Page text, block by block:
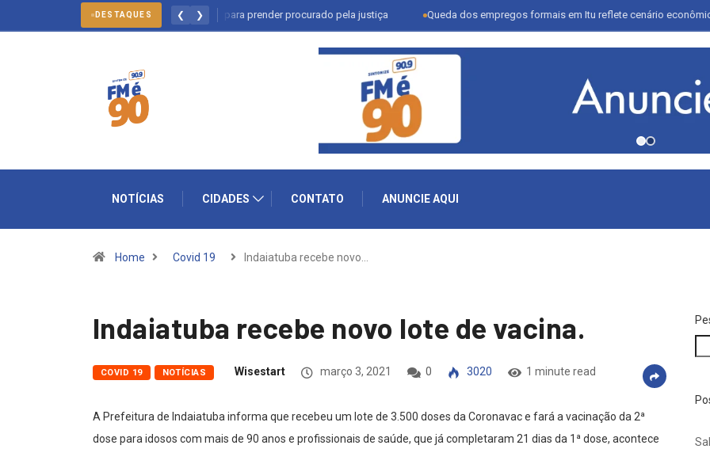
DESTAQUES ❮ ❯
Salto: forças policiais se mobilizam para prender procurado pela justiça Queda dos empregos formais em Itu reflete cenário econômico e
NOTÍCIAS CIDADES CONTATO ANUNCIE AQUI
Home Covid 19 Indaiatuba recebe novo…
Indaiatuba recebe novo lote de vacina.
COVID 19 NOTÍCIAS Wisestart março 3, 2021 0 3020 1 minute read
A Prefeitura de Indaiatuba informa que recebeu um lote de 3.500 doses da Coronavac e fará a vacinação da 2ª
dose para idosos com mais de 90 anos e profissionais de saúde, que já completaram 21 dias da 1ª dose, acontece